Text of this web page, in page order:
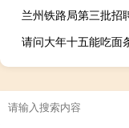
兰州铁路局第三批招
请问大年十五能吃面